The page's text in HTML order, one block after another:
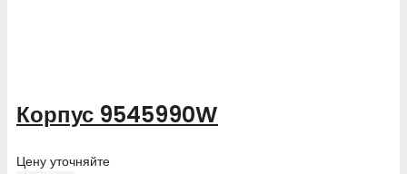
Корпус 9545990W
Цену уточняйте